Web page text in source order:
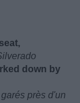
down by
près d'un